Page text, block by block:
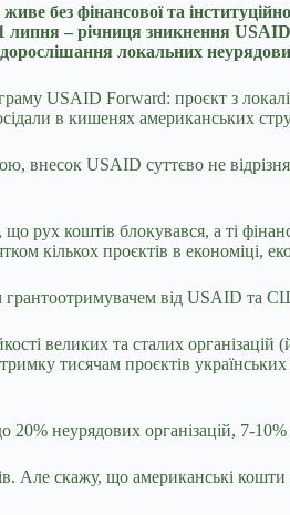
без фінансової та
– річниця зникнення
локальних
USAID Forward: проєкт з
в кишенях американських
USAID суттєво не
коштів блокувався, а ті
кількох проєктів в економіці,
грантоотримувачем від USAID та
великих та сталих
тисячам проєктів
неурядових організацій, 7-
Але скажу, що американські